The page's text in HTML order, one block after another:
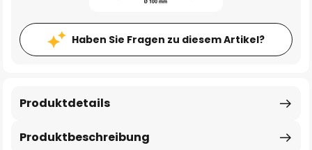
Haben Sie Fragen zu diesem Artikel?
Produktbeschreibung
Produktdetails